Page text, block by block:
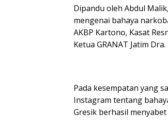
Dipandu oleh Abdul
mengenai bahaya
AKBP Kartono, Kasat
Ketua GRANAT Jatim
Pada kesempatan yang
Instagram tentang
Gresik berhasil